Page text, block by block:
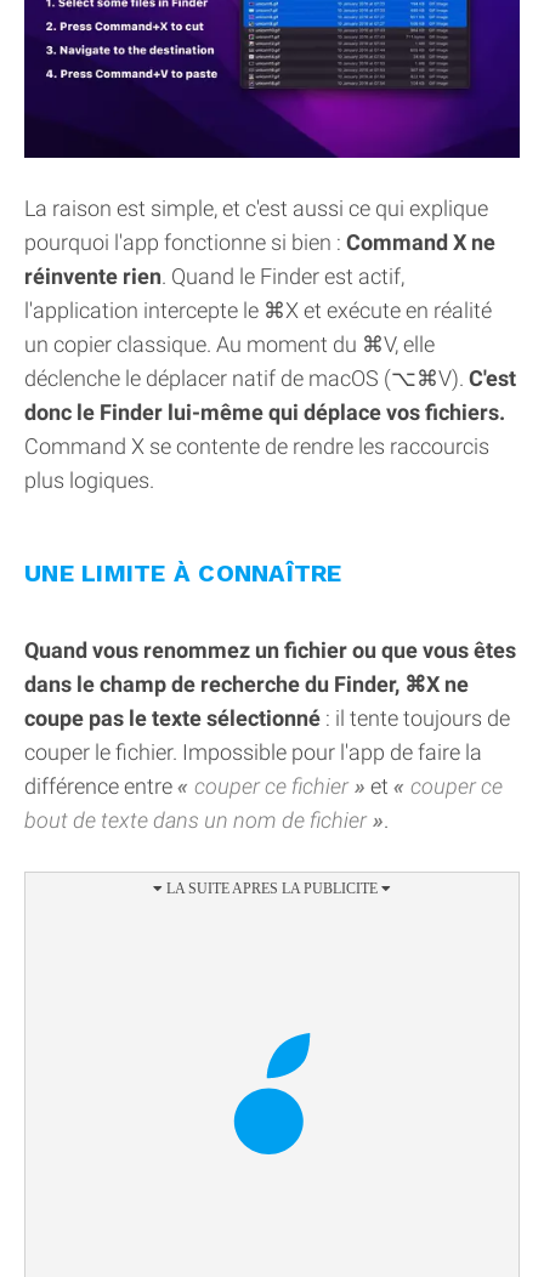
La raison est simple, et c'est aussi ce qui explique
pourquoi l'app fonctionne si bien : Command X ne
réinvente rien. Quand le Finder est actif,
l'application intercepte le ⌘X et exécute en réalité
un copier classique. Au moment du ⌘V, elle
déclenche le déplacer natif de macOS (⌥⌘V). C'est
donc le Finder lui-même qui déplace vos fichiers.
Command X se contente de rendre les raccourcis
plus logiques.
UNE LIMITE À CONNAÎTRE
Quand vous renommez un fichier ou que vous êtes
dans le champ de recherche du Finder, ⌘X ne
coupe pas le texte sélectionné : il tente toujours de
couper le fichier. Impossible pour l'app de faire la
différence entre
couper ce fichier et
couper ce
bout de texte dans un nom de fichier
.